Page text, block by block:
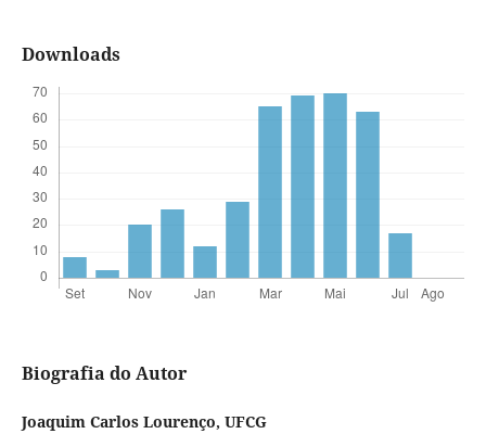
Downloads
Biografia do Autor
Joaquim Carlos Lourenço, UFCG